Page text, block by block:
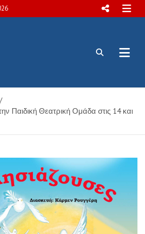
εργαλείων
Aθλητικές
Δήμου Φυλής
Παιδική Θεατρική Ομάδα στις 14 και